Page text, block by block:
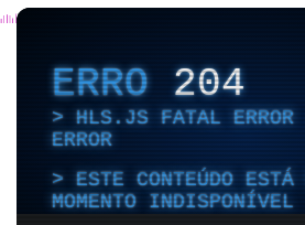
ERRO204
HLS.JS FATAL ERROR
ERROR
ESTE CONTEÚDO ESTÁ
MOMENTO INDISPONÍVEL